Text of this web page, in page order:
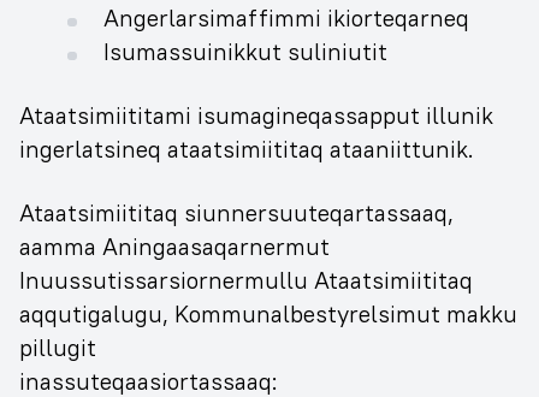
Angerlarsimaffimmi ikiorteqarneq
Isumassuinikkut suliniutit
Ataatsimiititami isumagineqassapput illunik
ingerlatsineq ataatsimiititaq ataaniittunik.
Ataatsimiititaq siunnersuuteqartassaaq,
aamma Aningaasaqarnermut
Inuussutissarsiornermullu Ataatsimiititaq
aqqutigalugu, Kommunalbestyrelsimut makku
pillugit
inassuteqaasiortassaaq: